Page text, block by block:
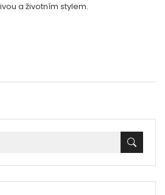
a životním stylem.